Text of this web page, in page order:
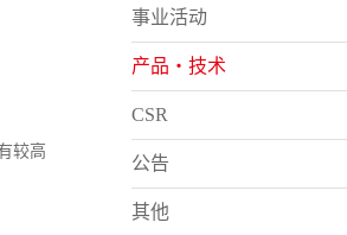
较高
事业活动
产品・技术
CSR
公告
其他